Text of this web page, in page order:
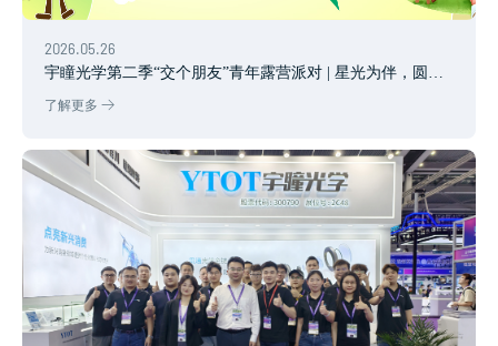
2026.05.26
宇瞳光学第二季“交个朋友”青年露营派对 | 星光为伴，圆满
了解更多